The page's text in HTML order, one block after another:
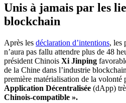
Unis à jamais par les
blockchain
Après les déclaration d’intentions, les
n’aura pas fallu attendre plus de 48
président Chinois Xi Jinping
de la Chine dans l’industrie
première matérialisation de la volonté
Application Décentralisée (dApp)
Chinois-compatible ».